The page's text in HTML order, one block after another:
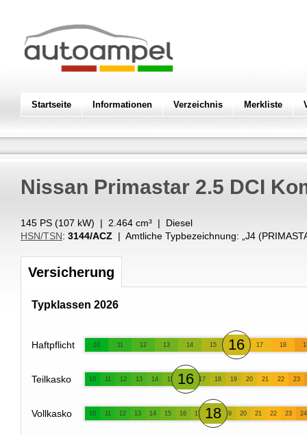
Startseite Informationen Verzeichnis Merkliste
Nissan Primastar 2.5 DCI
145 PS (107 kW) | 2.464 cm³ | Diesel
HSN/TSN: 3144/ACZ | Amtliche Typbezeichnung: „ J4
Versicherung
Typklassen 2026
Haftpflicht 10 11 12 13 14 15 16 17 18
Teilkasko 10 11 12 13 14 15 16 17 18 19 20 21 22 23
Vollkasko 10 11 12 13 14 15 16 17 18 19 20 21 22 23 24